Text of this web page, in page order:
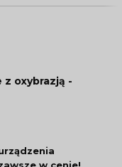
z oxybrazją -